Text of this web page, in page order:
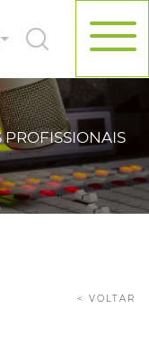
< VOLTAR